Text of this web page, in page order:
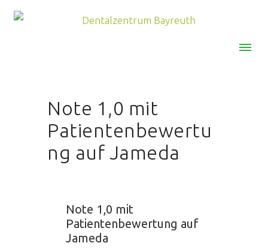
Note 1,0 mit
Patientenbewertu
ng auf Jameda
Note 1,0 mit
Patientenbewertung auf
Jameda